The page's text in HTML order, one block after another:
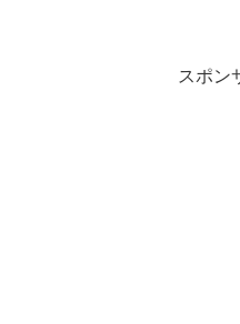
スポン